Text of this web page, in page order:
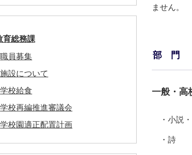
ません。
部 門
一般・高
・小説
・詩
育総務課
職員募集
施設について
学校給食
学校再編推進審議会
学校園適正配置計画